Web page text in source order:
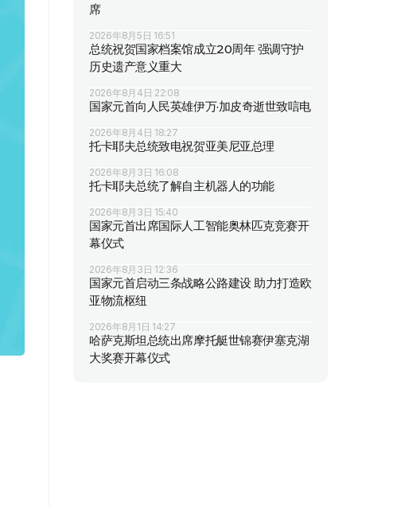
席
2026年8月5日 16:51
总统祝贺国家档案馆成立20周年 强调守护
历史遗产意义重大
2026年8月4日 22:08
国家元首向人民英雄伊万·加皮奇逝世致唁电
2026年8月4日 18:27
托卡耶夫总统致电祝贺亚美尼亚总理
2026年8月3日 16:08
托卡耶夫总统了解自主机器人的功能
2026年8月3日 15:40
国家元首出席国际人工智能奥林匹克竞赛开
幕仪式
2026年8月3日 12:36
国家元首启动三条战略公路建设 助力打造欧
亚物流枢纽
2026年8月1日 14:27
哈萨克斯坦总统出席摩托艇世锦赛伊塞克湖
大奖赛开幕仪式